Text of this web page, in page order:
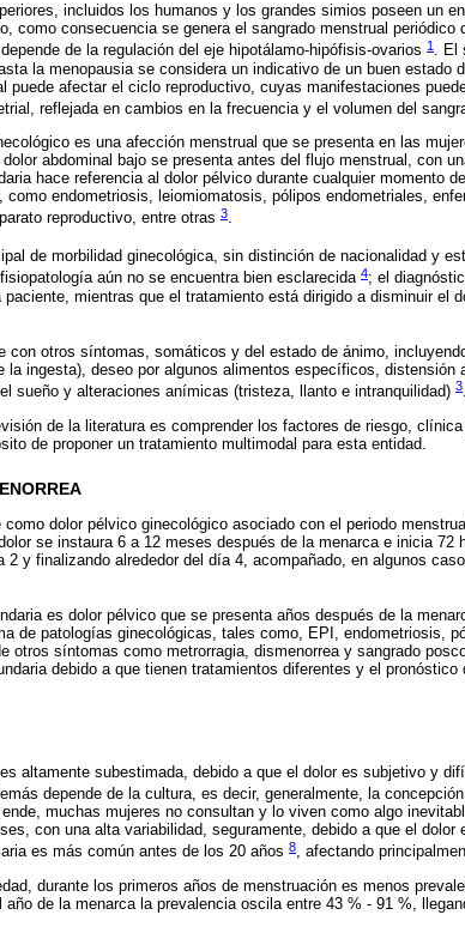
incluidos los humanos y los grandes simios poseen un
como consecuencia se genera el sangrado menstrual periódico
de la regulación del eje hipotálamo-hipófisis-ovarios 1 . El
la menopausia se considera un indicativo de un buen estado
puede afectar el ciclo reproductivo, cuyas manifestaciones
reflejada en cambios en la frecuencia y el volumen del
es una afección menstrual que se presenta en las
abdominal bajo se presenta antes del flujo menstrual, con
hace referencia al dolor pélvico durante cualquier momento
endometriosis, leiomiomatosis, pólipos endometriales,
reproductivo, entre otras 3.
de morbilidad ginecológica, sin distinción de nacionalidad y
aún no se encuentra bien esclarecida 4; el
mientras que el tratamiento está dirigido a disminuir el
con otros síntomas, somáticos y del estado de ánimo,
la ingesta), deseo por algunos alimentos específicos, distensión
sueño y alteraciones anímicas (tristeza, llanto e intranquilidad) 3.
de la literatura es comprender los factores de riesgo,
de proponer un tratamiento multimodal para esta entidad.
como dolor pélvico ginecológico asociado con el periodo
se instaura 6 a 12 meses después de la menarca e inicia 72
2 y finalizando alrededor del día 4, acompañado, en algunos
es dolor pélvico que se presenta años después de la
de patologías ginecológicas, tales como, EPI, endometriosis,
otros síntomas como metrorragia, dismenorrea y sangrado
debido a que tienen tratamientos diferentes y el
altamente subestimada, debido a que el dolor es subjetivo y
depende de la cultura, es decir, generalmente, la
muchas mujeres no consultan y lo viven como algo
con una alta variabilidad, seguramente, debido a que el dolor
es más común antes de los 20 años 8, afectando
durante los primeros años de menstruación es menos
de la menarca la prevalencia oscila entre 43 % - 91 %,